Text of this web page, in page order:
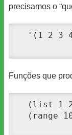
precisamos o
'(1 2 3
Funções que
(list 1
(range